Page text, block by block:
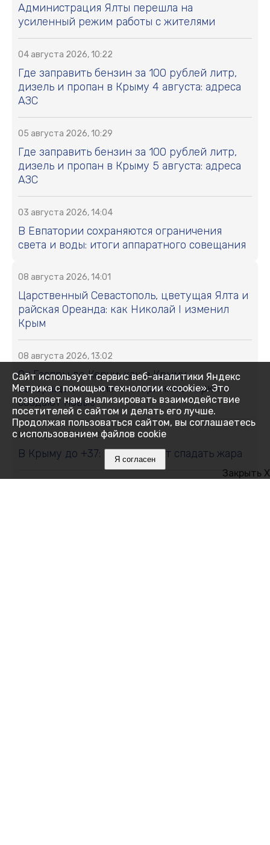
Администрация Ялты перешла на
усиленный режим работы с жителями
04 августа 2026, 10:22
Где заправить бензин за 100 рублей литр,
дизель и пропан в Крыму 4 августа: адреса
АЗС
05 августа 2026, 10:29
Где заправить бензин за 100 рублей литр,
дизель и пропан в Крыму 5 августа: адреса
АЗС
03 августа 2026, 14:04
В Евпатории сохраняются ограничения
света и воды: итоги аппаратного совещания
08 августа 2026, 14:01
Царственный Севастополь, цветущая Ялта и
райская Ореанда: как Николай I изменил
Крым
08 августа 2026, 13:02
От Гаспры до Керчи: как в Крыму
возвращают к жизни старинные парки и
создают новые
08 августа 2026, 12:15
В Крыму до +37: когда начнёт спадать жара
Закрыть X
Сайт использует сервис веб-аналитики Яндекс
Метрика с помощью технологии «cookie». Это
позволяет нам анализировать взаимодействие
посетителей с сайтом и делать его лучше.
Продолжая пользоваться сайтом, вы соглашаетесь
с использованием файлов cookie
Я согласен